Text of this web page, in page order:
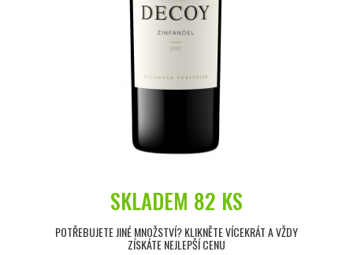
SKLADEM 82 KS
POTŘEBUJETE JINÉ MNOŽSTVÍ? KLIKNĚTE VÍCEKRÁT A VŽDY
ZÍSKÁTE NEJLEPŠÍ CENU